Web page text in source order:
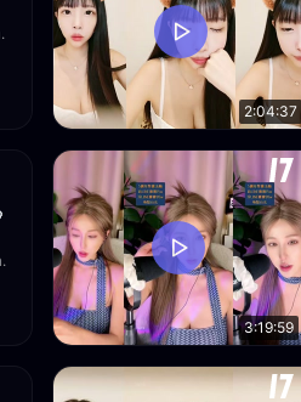
2:04:37
3:19:59